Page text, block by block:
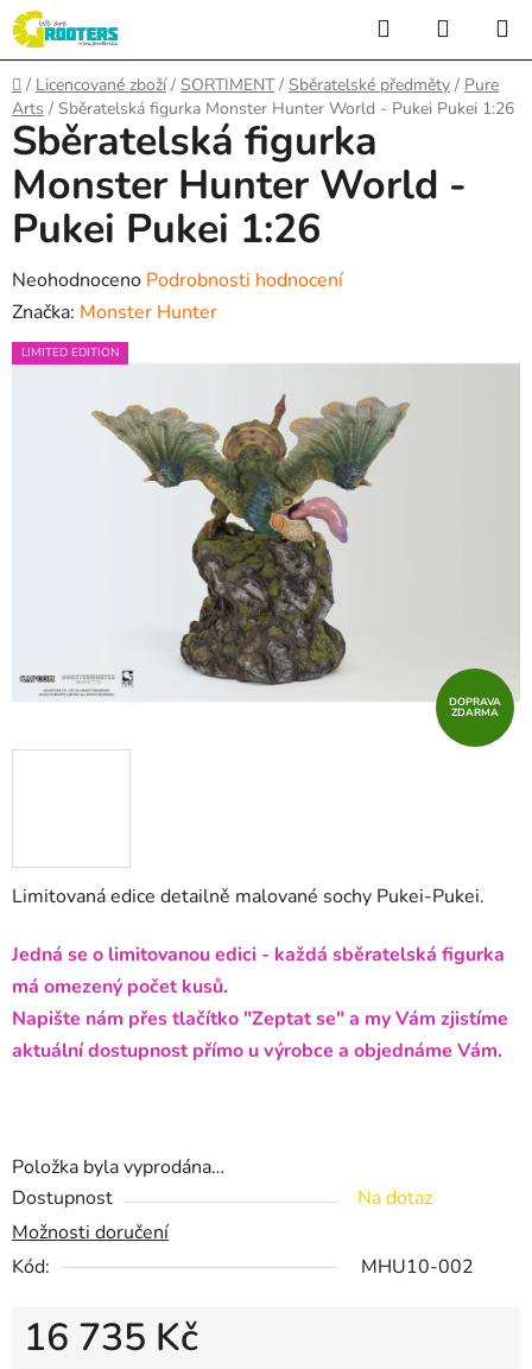
Přejít
na
obsah
Hledat
KOŠÍK
Domů
/ Licencované zboží / SORTIMENT / Sběratelské předměty / Pure
Arts / Sběratelská figurka Monster Hunter World - Pukei Pukei 1:26
Limitovaná edice detailně malované sochy Pukei-Pukei.
Jedná se o limitovanou edici - každá sběratelská figurka
má omezený počet kusů.
Napište nám přes tlačítko "Zeptat se" a my Vám zjistíme
aktuální dostupnost přímo u výrobce a objednáme Vám.
Položka byla vyprodána…
Dostupnost
Na dotaz
Možnosti doručení
Kód:
MHU10-002
16 735 Kč
Sběratelská figurka
Monster Hunter World -
Pukei Pukei 1:26
Průměrné
hodnocení
produktu
Neohodnoceno Podrobnosti hodnocení
Značka: Monster Hunter
LIMITED EDITION
DOPRAVA
ZDARMA